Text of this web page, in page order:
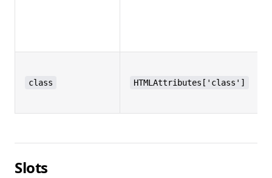
class HTMLAttributes['class']
Slots